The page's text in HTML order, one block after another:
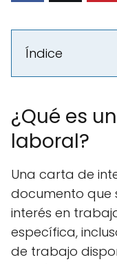
Índice
¿Qué es
laboral?
Una carta de
documento que
interés en
específica,
de trabajo